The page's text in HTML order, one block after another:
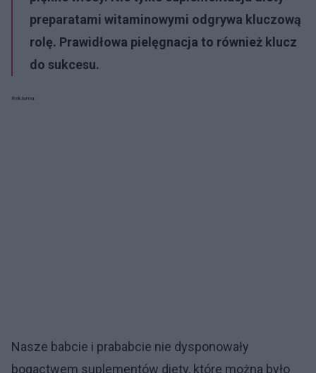
preparatami witaminowymi odgrywa kluczową
rolę. Prawidłowa pielęgnacja to również klucz
do sukcesu.
Reklama:
Nasze babcie i prababcie nie dysponowały
bogactwem suplementów diety, które można było